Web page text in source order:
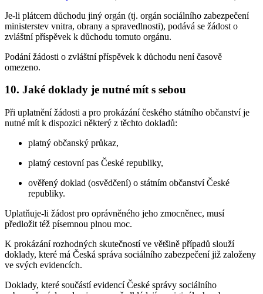
Je-li plátcem důchodu jiný orgán (tj. orgán sociálního zabezpečení
ministerstev vnitra, obrany a spravedlnosti), podává se žádost o
zvláštní příspěvek k důchodu tomuto orgánu.
Podání žádosti o zvláštní příspěvek k důchodu není časově
omezeno.
10. Jaké doklady je nutné mít s sebou
Při uplatnění žádosti a pro prokázání českého státního občanství je
nutné mít k dispozici některý z těchto dokladů:
platný občanský průkaz,
platný cestovní pas České republiky,
ověřený doklad (osvědčení) o státním občanství České
republiky.
Uplatňuje-li žádost pro oprávněného jeho zmocněnec, musí
předložit též písemnou plnou moc.
K prokázání rozhodných skutečností ve většině případů slouží
doklady, které má Česká správa sociálního zabezpečení již založeny
ve svých evidencích.
Doklady, které součástí evidencí České správy sociálního